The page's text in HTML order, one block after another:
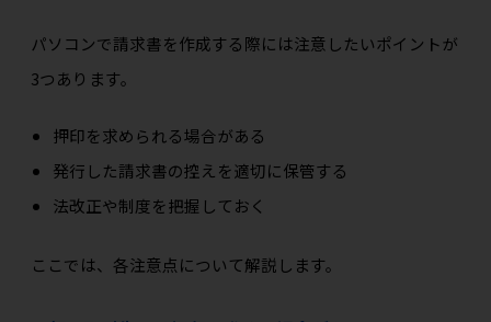
パソコンで請求書を作成する際には注意したいポイントが
3つあります。
押印を求められる場合がある
発行した請求書の控えを適切に保管する
法改正や制度を把握しておく
ここでは、各注意点について解説します。